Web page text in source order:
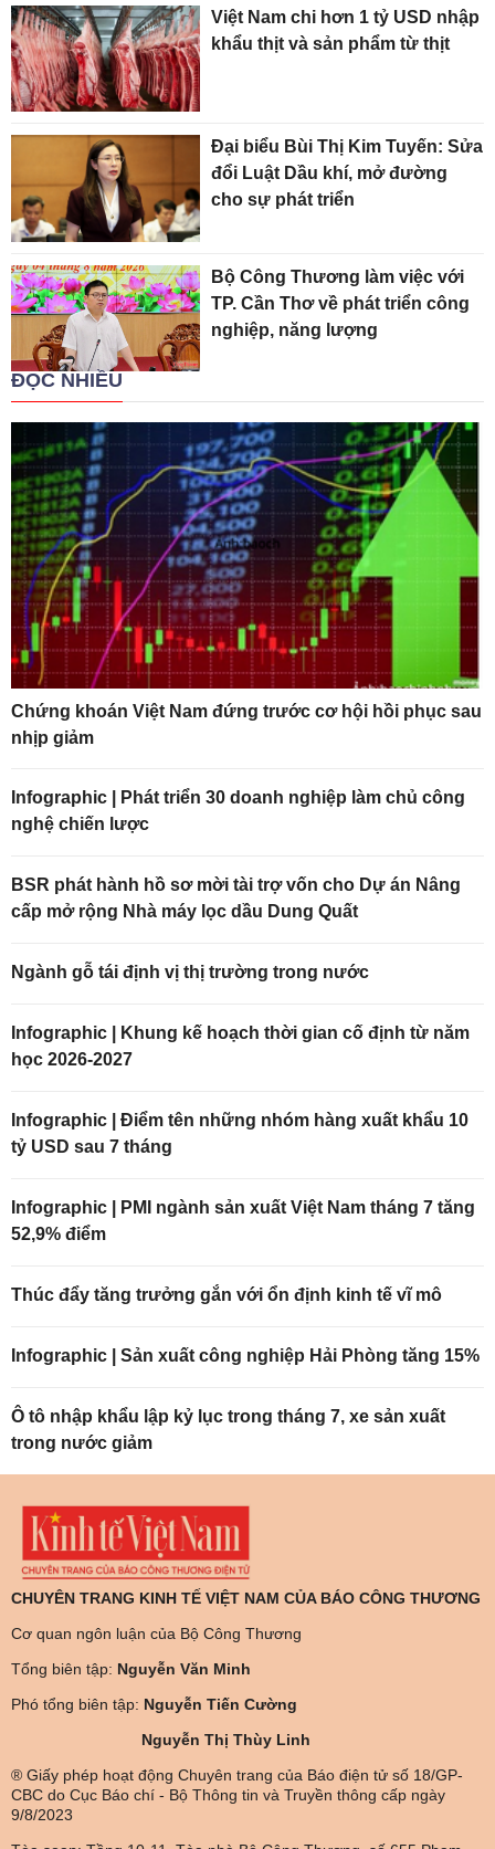
Việt Nam chi hơn 1 tỷ USD nhập
khẩu thịt và sản phẩm từ thịt
Đại biểu Bùi Thị Kim Tuyến: Sửa
đổi Luật Dầu khí, mở đường
cho sự phát triển
Bộ Công Thương làm việc với
TP. Cần Thơ về phát triển công
nghiệp, năng lượng
ĐỌC NHIỀU
Chứng khoán Việt Nam đứng trước cơ hội hồi phục sau
nhịp giảm
Infographic | Phát triển 30 doanh nghiệp làm chủ công
nghệ chiến lược
BSR phát hành hồ sơ mời tài trợ vốn cho Dự án Nâng
cấp mở rộng Nhà máy lọc dầu Dung Quất
Ngành gỗ tái định vị thị trường trong nước
Infographic | Khung kế hoạch thời gian cố định từ năm
học 2026-2027
Infographic | Điểm tên những nhóm hàng xuất khẩu 10
tỷ USD sau 7 tháng
Infographic | PMI ngành sản xuất Việt Nam tháng 7 tăng
52,9% điểm
Thúc đẩy tăng trưởng gắn với ổn định kinh tế vĩ mô
Infographic | Sản xuất công nghiệp Hải Phòng tăng 15%
Ô tô nhập khẩu lập kỷ lục trong tháng 7, xe sản xuất
trong nước giảm
CHUYÊN TRANG KINH TẾ VIỆT NAM CỦA BÁO CÔNG THƯƠNG
Cơ quan ngôn luận của Bộ Công Thương
Tổng biên tập: Nguyễn Văn Minh
Phó tổng biên tập: Nguyễn Tiến Cường
Nguyễn Thị Thùy Linh
® Giấy phép hoạt động Chuyên trang của Báo điện tử số 18/GP-
CBC do Cục Báo chí - Bộ Thông tin và Truyền thông cấp ngày
9/8/2023